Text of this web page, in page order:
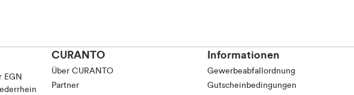
EGN
CURANTO
Über CURANTO
Partner
Informationen
Gewerbeabfallordnung
Gutscheinbedingungen